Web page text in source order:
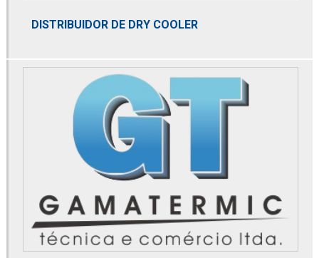
Domnick hunter
Element coalescer
Elemento coalescente
Elemento termostático
DISTRIBUIDOR DE DRY COOLER